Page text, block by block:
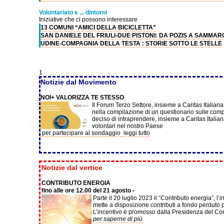
Volontariato e ... dintorni
Iniziative che ci possono interessare
13 COMUNI “AMICI DELLA BICICLETTA”
SAN DANIELE DEL FRIULI-DUE PISTONI: DA POZIS A
UDINE-COMPAGNIA DELLA TESTA : STORIE SOTTO LE STELLE
1
Notizie dal Movimento
NOI+ VALORIZZA TE STESSO
Forum Terzo Settore, insieme a Caritas
nella compilazione di un questionario sulle
deciso di intraprendere, insieme a Caritas
volontari nel nostro Paese
per partecipare al sondaggio
leggi tutto
Notizie dal vertice
CONTRIBUTO ENERGIA
fino alle ore 12.00 del 21 agosto -
Parte il 20 luglio 2023 il “Contributo energia”,
mette a disposizione contributi a fondo perduto
L’incentivo è promosso dalla Presidenza del
per saperne di più